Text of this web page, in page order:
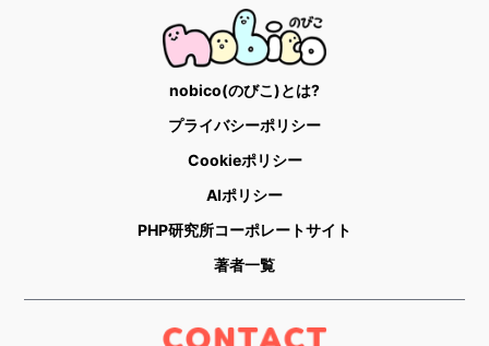
nobico(のびこ)とは?
プライバシーポリシー
Cookieポリシー
AIポリシー
PHP研究所コーポレートサイト
著者一覧